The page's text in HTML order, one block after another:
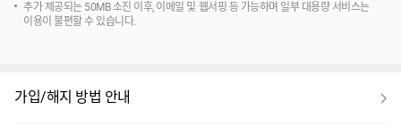
추가 제공되는 50MB 소진 이후, 이메일 및 웹서핑 등 가능하며 일부 대용량 서비스는
이용이 불편할 수 있습니다.
가입/해지 방법 안내
보
기